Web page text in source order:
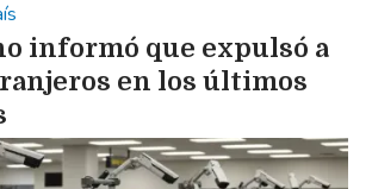
informó que expulsó a
en los últimos